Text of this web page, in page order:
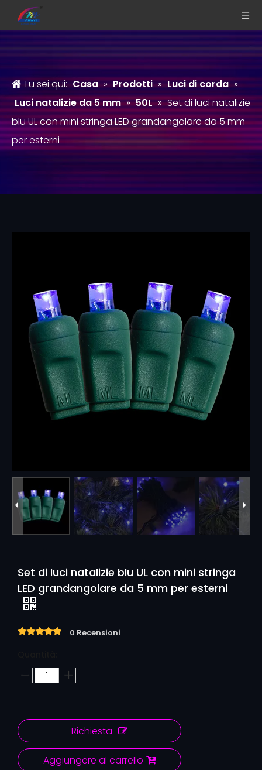
Tu sei qui: Casa » Prodotti » Luci di corda »
Luci natalizie da 5 mm » 50L » Set di luci natalizie
blu UL con mini stringa LED grandangolare da 5 mm
per esterni
Set di luci natalizie blu UL con mini stringa
LED grandangolare da 5 mm per esterni
0 Recensioni
Richiesta
Aggiungere al carrello